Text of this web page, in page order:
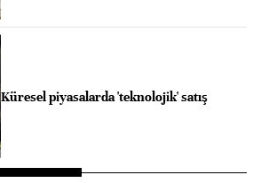
Küresel piyasalarda 'teknolojik' satış